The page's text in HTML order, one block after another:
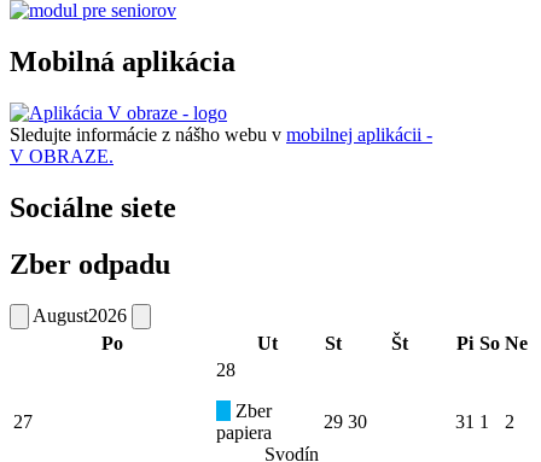
Mobilná aplikácia
Sledujte informácie z nášho webu v mobilnej aplikácii -
V OBRAZE.
Sociálne siete
Zber odpadu
August2026
Po
Ut St Št Pi So Ne
27
28
Zber
papiera
Svodín
29 30 31 1 2